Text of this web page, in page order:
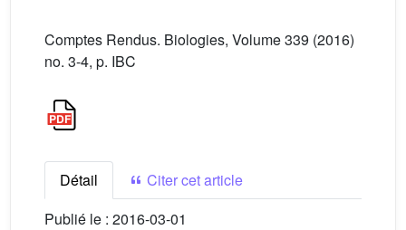
Comptes Rendus. Biologies, Volume 339 (2016)
no. 3-4, p. IBC
Détail
Citer cet article
Publié le : 2016-03-01